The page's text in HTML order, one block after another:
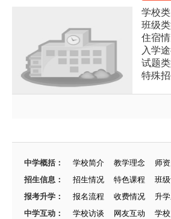
学校类
班级
住宿
入学
试题
特殊
中学概括： 学校简介 教学理念 师
招生信息：
招生情况 特色课程 班
报考升学：
报名流程 收费情况 升
中学互动：
学校访谈 网友互动 学